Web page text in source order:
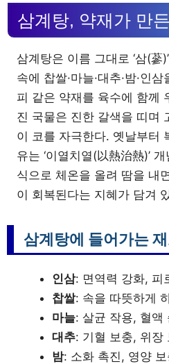
삼계탕, 약재가 만
삼계탕은 이름 그대로 ‘삼(蔘
속에 찹쌀·마늘·대추·밤·인
피 같은 약재를 육수에 함께
진 국물은 진한 갈색을 띠며
이 코를 자극한다. 옛날부터
유는 ‘이열치열(以熱治熱)’
식으로 체온을 올려 땀을 내
이 회복된다는 지혜가 담겨
삼계탕에 들어가는
인삼: 면역력 강화, 피
찹쌀: 속을 따뜻하게
마늘: 살균 작용, 혈액
대추: 기혈 보충, 위장
밤: 소화 촉진, 영양 보